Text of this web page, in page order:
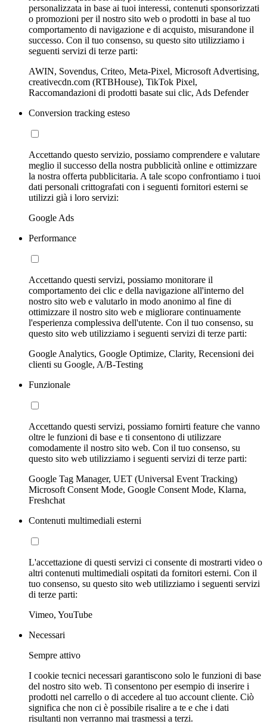
personalizzata in base ai tuoi interessi, contenuti sponsorizzati
o promozioni per il nostro sito web o prodotti in base al tuo
comportamento di navigazione e di acquisto, misurandone il
successo. Con il tuo consenso, su questo sito utilizziamo i
seguenti servizi di terze parti:
AWIN, Sovendus, Criteo, Meta-Pixel, Microsoft Advertising,
creativecdn.com (RTBHouse), TikTok Pixel,
Raccomandazioni di prodotti basate sui clic, Ads Defender
Conversion tracking esteso
Accettando questo servizio, possiamo comprendere e valutare
meglio il successo della nostra pubblicità online e ottimizzare
la nostra offerta pubblicitaria. A tale scopo confrontiamo i tuoi
dati personali crittografati con i seguenti fornitori esterni se
utilizzi già i loro servizi:
Google Ads
Performance
Accettando questi servizi, possiamo monitorare il
comportamento dei clic e della navigazione all'interno del
nostro sito web e valutarlo in modo anonimo al fine di
ottimizzare il nostro sito web e migliorare continuamente
l'esperienza complessiva dell'utente. Con il tuo consenso, su
questo sito web utilizziamo i seguenti servizi di terze parti:
Google Analytics, Google Optimize, Clarity, Recensioni dei
clienti su Google, A/B-Testing
Funzionale
Accettando questi servizi, possiamo fornirti feature che vanno
oltre le funzioni di base e ti consentono di utilizzare
comodamente il nostro sito web. Con il tuo consenso, su
questo sito web utilizziamo i seguenti servizi di terze parti:
Google Tag Manager, UET (Universal Event Tracking)
Microsoft Consent Mode, Google Consent Mode, Klarna,
Freshchat
Contenuti multimediali esterni
L'accettazione di questi servizi ci consente di mostrarti video o
altri contenuti multimediali ospitati da fornitori esterni. Con il
tuo consenso, su questo sito web utilizziamo i seguenti servizi
di terze parti:
Vimeo, YouTube
Necessari
Sempre attivo
I cookie tecnici necessari garantiscono solo le funzioni di base
del nostro sito web. Ti consentono per esempio di inserire i
prodotti nel carrello o di accedere al tuo account cliente. Ciò
significa che non ci è possibile risalire a te e che i dati
risultanti non verranno mai trasmessi a terzi.